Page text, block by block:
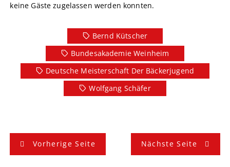
keine Gäste zugelassen werden konnten.
Bernd Kütscher
Bundesakademie Weinheim
Deutsche Meisterschaft Der Bäckerjugend
Wolfgang Schäfer
B
e
Vorherige Seite Nächste Seite